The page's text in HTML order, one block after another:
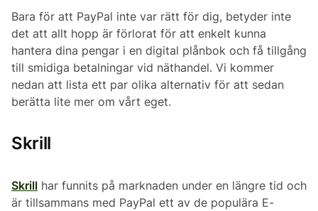
Bara för att PayPal inte var rätt för dig, betyder inte
det att allt hopp är förlorat för att enkelt kunna
hantera dina pengar i en digital plånbok och få tillgång
till smidiga betalningar vid näthandel. Vi kommer
nedan att lista ett par olika alternativ för att sedan
berätta lite mer om vårt eget.
Skrill
Skrill har funnits på marknaden under en längre tid och
är tillsammans med PayPal ett av de populära E-